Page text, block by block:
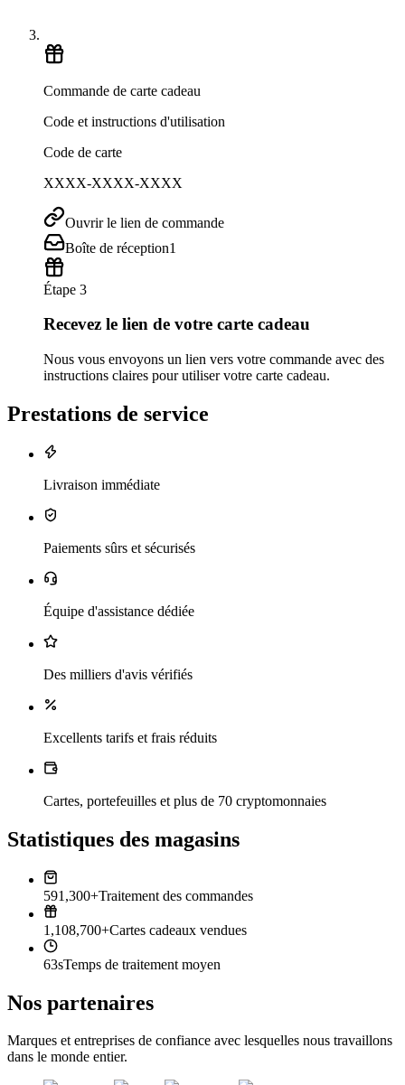
Commande de carte cadeau
Code et instructions d'utilisation
Code de carte
XXXX-XXXX-XXXX
Ouvrir le lien de commande
Boîte de réception1
Étape 3
Recevez le lien de votre carte cadeau
Nous vous envoyons un lien vers votre commande avec des
instructions claires pour utiliser votre carte cadeau.
Prestations de service
Livraison immédiate
Paiements sûrs et sécurisés
Équipe d'assistance dédiée
Des milliers d'avis vérifiés
Excellents tarifs et frais réduits
Cartes, portefeuilles et plus de 70 cryptomonnaies
Statistiques des magasins
591,300+Traitement des commandes
1,108,700+Cartes cadeaux vendues
63sTemps de traitement moyen
Nos partenaires
Marques et entreprises de confiance avec lesquelles nous travaillons
dans le monde entier.